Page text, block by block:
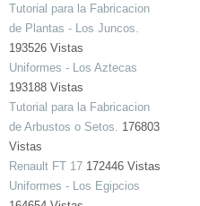
Tutorial para la Fabricacion
de Plantas - Los Juncos.
193526 Vistas
Uniformes - Los Aztecas
193188 Vistas
Tutorial para la Fabricacion
de Arbustos o Setos. 176803
Vistas
Renault FT 17172446 Vistas
Uniformes - Los Egipcios